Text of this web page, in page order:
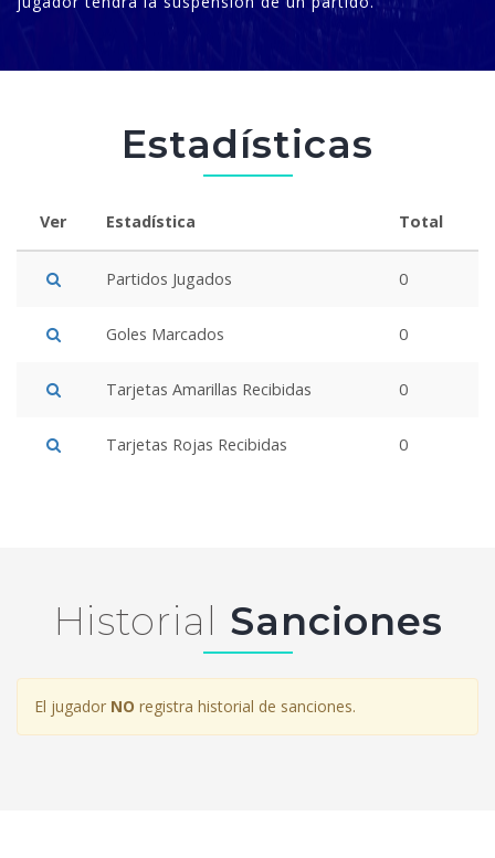
Estadísticas
Ver Estadística Total
Partidos Jugados 0
Goles Marcados 0
Tarjetas Amarillas Recibidas 0
Tarjetas Rojas Recibidas 0
Historial Sanciones
El jugador NO registra historial de sanciones.